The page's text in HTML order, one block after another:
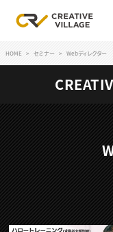
ログイン
RECRUIT
クリエイター求人を
CREATIVE JOB求
特集求人
採用説明会
転職支援サービス
CONTENTS
HOME セミナー Webディレクター